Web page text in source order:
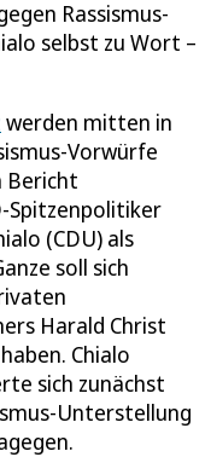
Rassismus-
selbst zu Wort –
werden mitten in
Vorwürfe
Bericht
Spitzenpolitiker
(CDU) als
soll sich
Harald Christ
Chialo
sich zunächst
Unterstellung